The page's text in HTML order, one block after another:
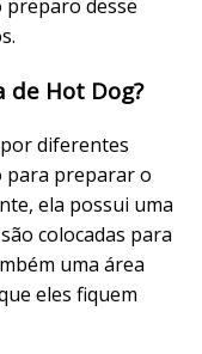
preparo desse
de Hot Dog?
diferentes
para preparar o
ela possui uma
colocadas para
uma área
eles fiquem